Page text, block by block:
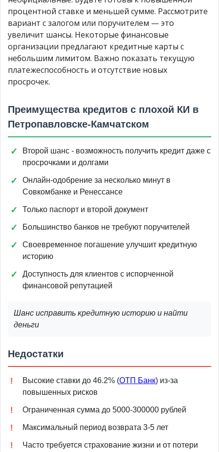
процентной ставке и меньшей сумме. Рассмотрите
вариант с залогом или поручителем — это
увеличит шансы. Некоторые финансовые
организации предлагают кредитные карты с
небольшим лимитом. Важно показать текущую
платежеспособность и отсутствие новых
просрочек.
Преимущества кредитов с плохой КИ в
Петропавловске-Камчатском
Второй шанс - возможность получить кредит даже с
просрочками и долгами
Онлайн-одобрение за несколько минут в
Совкомбанке и Ренессансе
Только паспорт и второй документ
Большинство банков не требуют поручителей
Своевременное погашение улучшит кредитную
историю
Доступность для клиентов с испорченной
финансовой репутацией
Шанс исправить кредитную историю и найти
деньги
Недостатки
Высокие ставки до 46.2% (ОТП Банк) из-за
повышенных рисков
Ограниченная сумма до 5000-300000 рублей
Максимальный период возврата 3-5 лет
Часто требуется страхование жизни и от потери